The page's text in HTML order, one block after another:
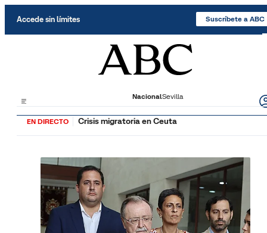
Accede sin límites Suscríbete a ABC
NacionalSevilla
EN DIRECTO Crisis migratoria en Ceuta